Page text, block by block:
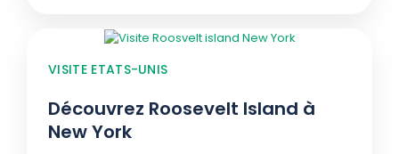
VISITE ETATS-UNIS
Découvrez Roosevelt Island à
New York